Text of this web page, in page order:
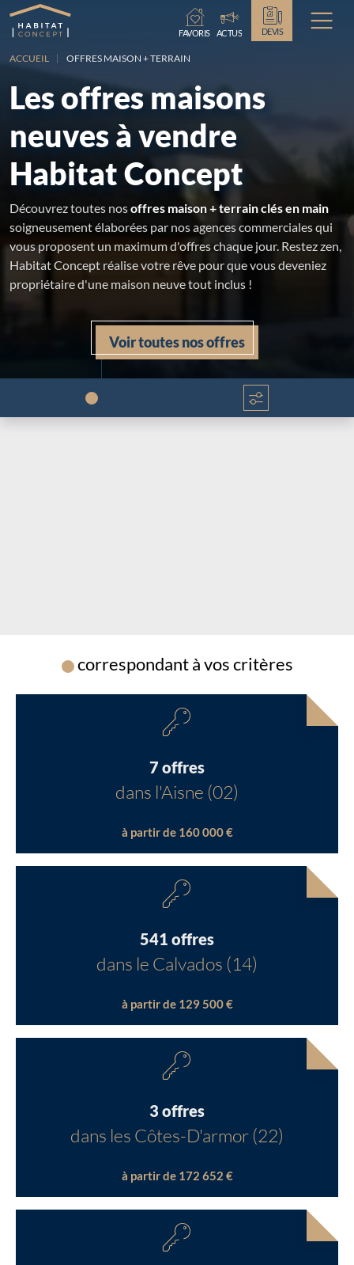
Chargement...
FAVORIS ACTUS DEVIS
ACCUEIL OFFRES MAISON + TERRAIN
Les offres maisons
neuves à vendre
Habitat Concept
Découvrez toutes nosoffres maison + terrain clés en main
soigneusement élaborées par nos agences commerciales qui
vous proposent un maximum d'offres chaque jour. Restez zen,
Habitat Concept réalise votre rêve pour que vous deveniez
propriétaire d'une maison neuve tout inclus !
Voir toutes nos offres
Chargement...
Chargement...
correspondant à vos critères
7 offres
dans l'Aisne (02)
à partir de 160 000 €
541 offres
dans le Calvados (14)
à partir de 129 500 €
3 offres
dans les Côtes-D'armor (22)
à partir de 172 652 €